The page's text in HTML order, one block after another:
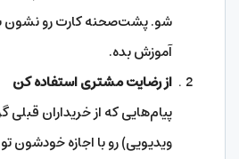
شو. پشت‌صحنه کارت رو نشون
آموزش بده.
از رضایت مشتری استفاده کن
پیام‌هایی که از خریداران قبلی
ویدیویی) رو با اجازه خودشون